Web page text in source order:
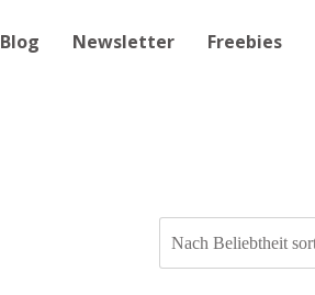
Blog Newsletter Freebies